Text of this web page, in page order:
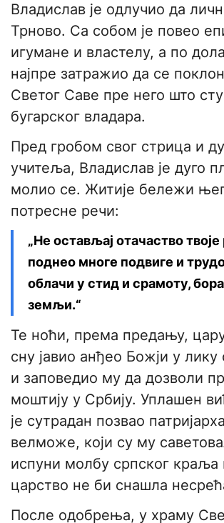
Владислав је одлучио да
Трново. Са собом је повео
игумане и властелу, а по
најпре затражио да се
Светог Саве пре него што
бугарског владара.
Пред гробом свог стрица и
учитеља, Владислав је дуго
молио се. Житије бележи
потресне речи:
„Не остављај отачаство
поднео многе подвиге и
облачи у стид и срамоту,
земљи.“
Те ноћи, према предању,
сну јавио анђео Божји у лику
и заповедио му да дозволи
моштију у Србију. Уплашен
је сутрадан позвао
велможе, који су му
испуни молбу српског краља
царство не би снашла
После одобрења, у храму